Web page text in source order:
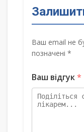
Ваш email не
позначені *
Ваш відгук*